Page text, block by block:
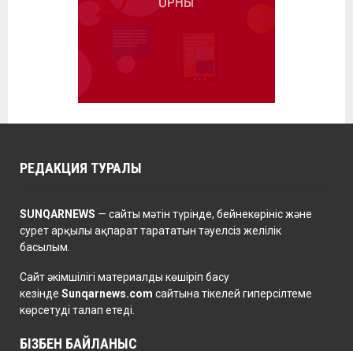
РЕДАКЦИЯ ТУРАЛЫ
SUNQARNEWS — сайты мәтін түрінде, бейнекөрініс және
сурет арқылы ақпарат тарататын тәуелсіз желілік
басылым.
Сайт әкімшілігі материалды көшіріп басу
кезінде Sunqarnews.com сайтына тікелей гиперсілтеме
көрсетуді талап етеді.
БІЗБЕН БАЙЛАНЫС